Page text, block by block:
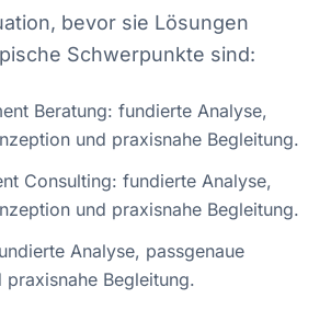
bevor sie Lösungen
Schwerpunkte sind:
Beratung: fundierte Analyse,
und praxisnahe Begleitung.
Consulting: fundierte Analyse,
und praxisnahe Begleitung.
Analyse, passgenaue
praxisnahe Begleitung.